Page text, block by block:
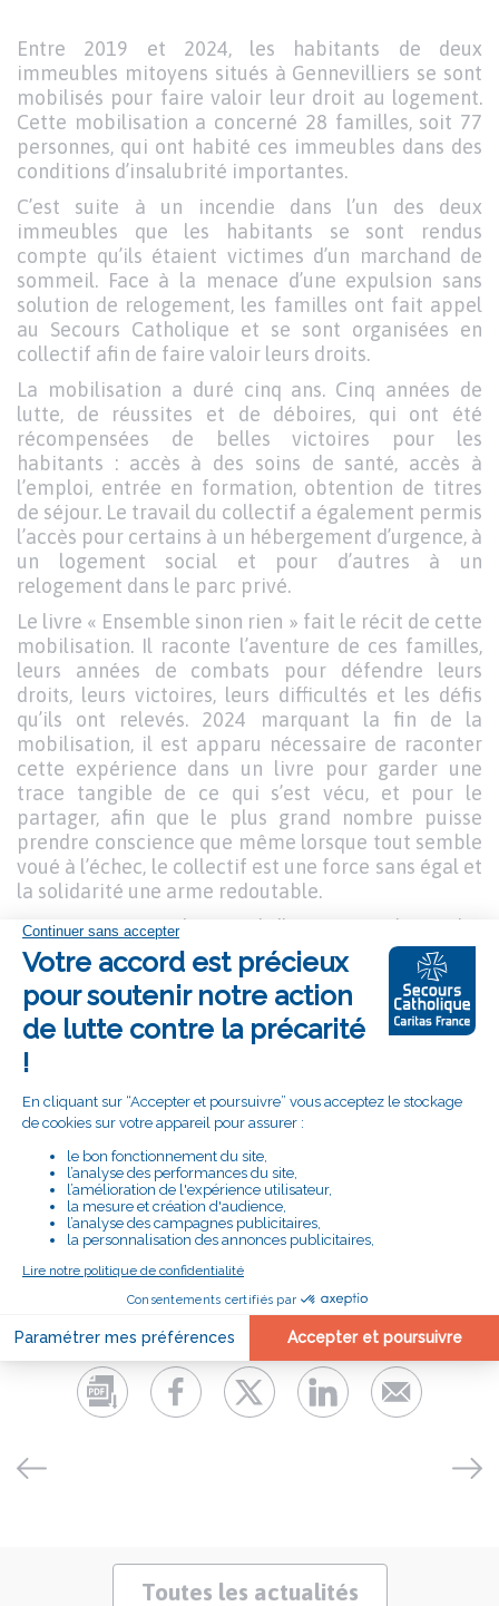
Entre 2019 et 2024, les habitants de deux
immeubles mitoyens situés à Gennevilliers se sont
mobilisés pour faire valoir leur droit au logement.
Cette mobilisation a concerné 28 familles, soit 77
personnes, qui ont habité ces immeubles dans des
conditions d’insalubrité importantes.
C’est suite à un incendie dans l’un des deux
immeubles que les habitants se sont rendus
compte qu’ils étaient victimes d’un marchand de
sommeil. Face à la menace d’une expulsion sans
solution de relogement, les familles ont fait appel
au Secours Catholique et se sont organisées en
collectif afin de faire valoir leurs droits.
La mobilisation a duré cinq ans. Cinq années de
lutte, de réussites et de déboires, qui ont été
récompensées de belles victoires pour les
habitants : accès à des soins de santé, accès à
l’emploi, entrée en formation, obtention de titres
de séjour. Le travail du collectif a également permis
l’accès pour certains à un hébergement d’urgence, à
un logement social et pour d’autres à un
relogement dans le parc privé.
Le livre « Ensemble sinon rien » fait le récit de cette
mobilisation. Il raconte l’aventure de ces familles,
leurs années de combats pour défendre leurs
droits, leurs victoires, leurs difficultés et les défis
qu’ils ont relevés. 2024 marquant la fin de la
mobilisation, il est apparu nécessaire de raconter
cette expérience dans un livre pour garder une
trace tangible de ce qui s’est vécu, et pour le
partager, afin que le plus grand nombre puisse
prendre conscience que même lorsque tout semble
voué à l’échec, le collectif est une force sans égal et
la solidarité une arme redoutable.
Après une année de travail d’écriture et de récolte
de témoignages, le livre est enfin terminé !Le 27
septembre est le jour où nous avons célébré
ensemble une page qui se tourne, la sortie du livre,
et avons partagé un moment joyeux
avec les
bénévoles du réseau et les donateurs qui ont
soutenu cette aventure.
Pour en savoir plus, deux podcasts racontent
également cette formidable aventure:
ÉPISODE 1
ÉPISODE 2
Toutes les actualités